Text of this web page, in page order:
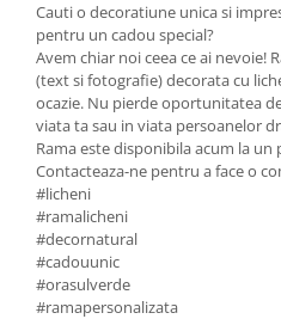
Cauti o decoratiune unica si
pentru un cadou special?
Avem chiar noi ceea ce ai nevoie!
(text si fotografie) decorata cu
ocazie. Nu pierde oportunitatea
viata ta sau in viata persoanelor
Rama este disponibila acum la un
Contacteaza-ne pentru a face o
#licheni
#ramalicheni
#decornatural
#cadouunic
#orasulverde
#ramapersonalizata